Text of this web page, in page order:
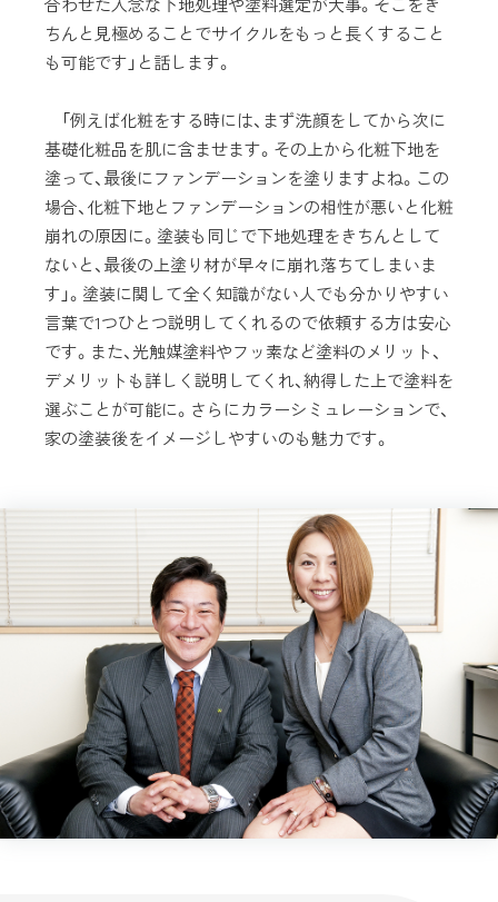
ちんと見極めることでサイクルをもっと長くすること
も可能です」と話します。
「例えば化粧をする時には、まず洗顔をしてから次に
基礎化粧品を肌に含ませます。その上から化粧下地を
塗って、最後にファンデーションを塗りますよね。この
場合、化粧下地とファンデーションの相性が悪いと化粧
崩れの原因に。塗装も同じで下地処理をきちんとして
ないと、最後の上塗り材が早々に崩れ落ちてしまいま
す」。塗装に関して全く知識がない人でも分かりやすい
言葉で1つひとつ説明してくれるので依頼する方は安心
です。また、光触媒塗料やフッ素など塗料のメリット、
デメリットも詳しく説明してくれ、納得した上で塗料を
選ぶことが可能に。さらにカラーシミュレーションで、
家の塗装後をイメージしやすいのも魅力です。